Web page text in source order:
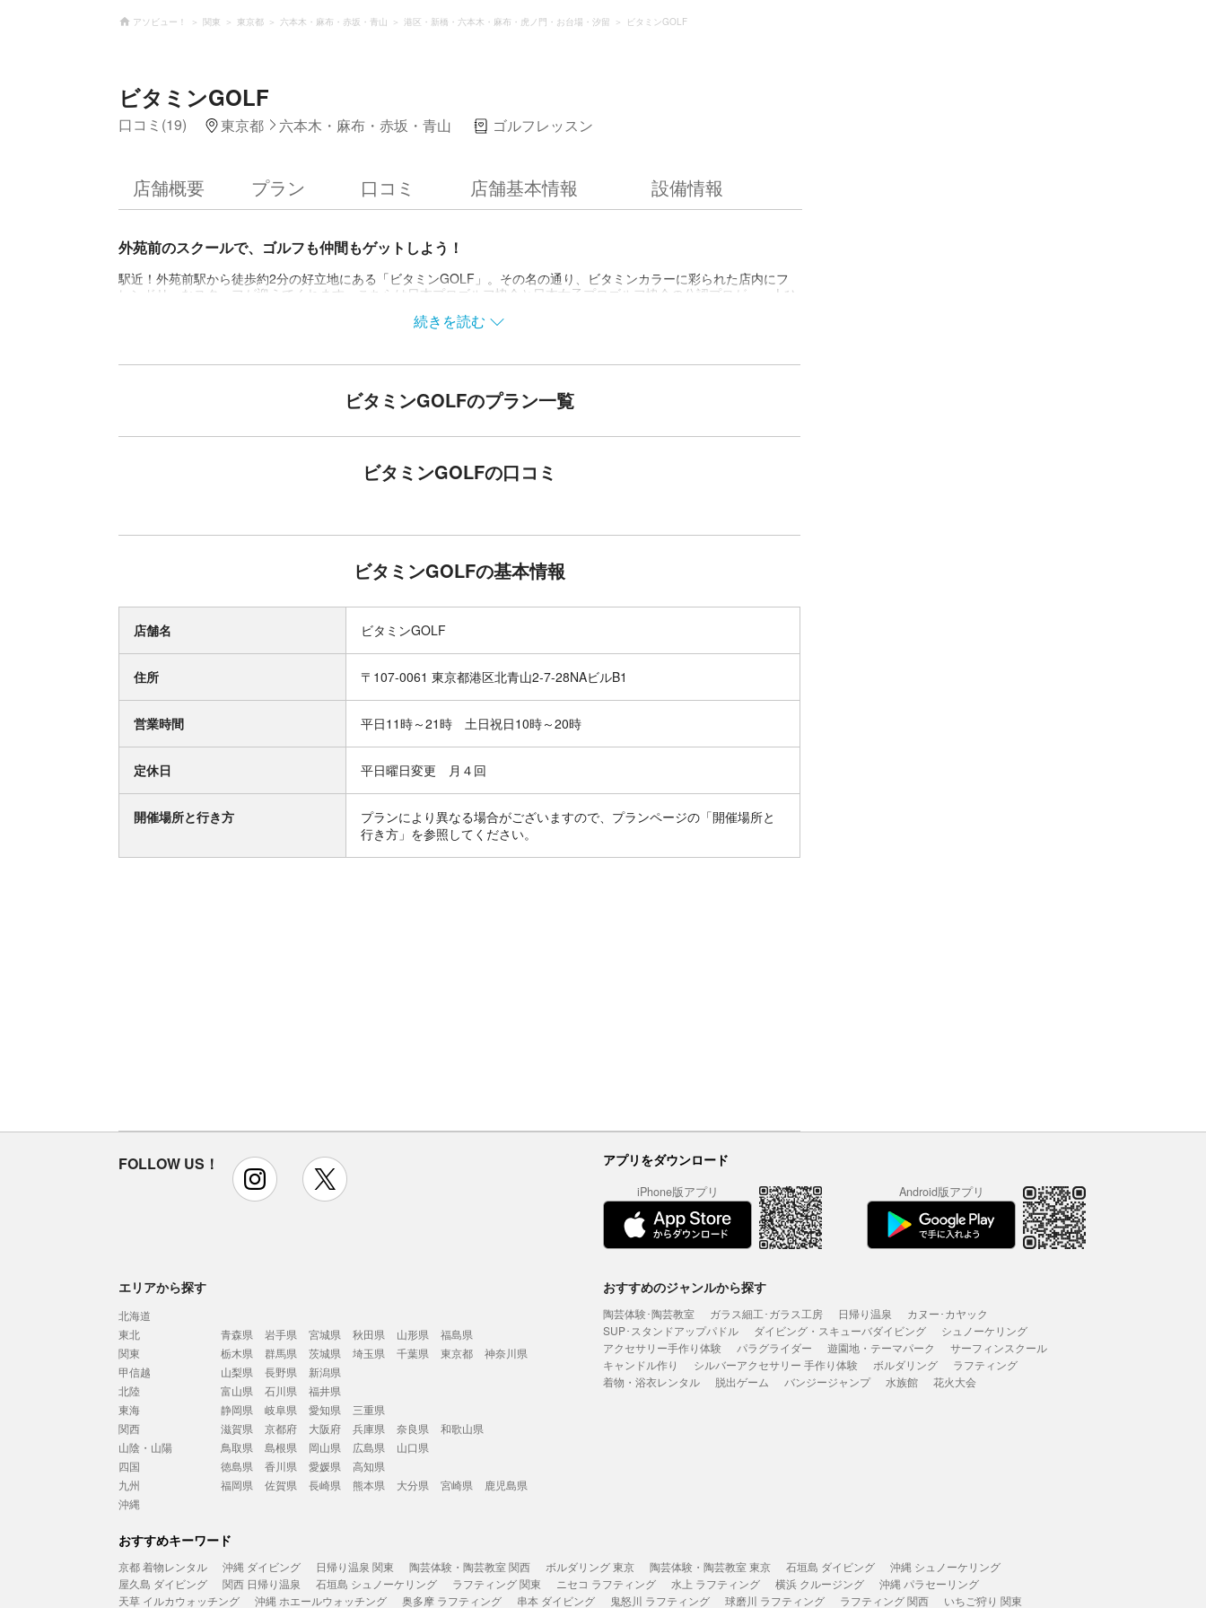
アソビュー！ 関東 東京都 六本木・麻布・赤坂・青山 港区・新橋・六本木・麻布・虎ノ門・お台場・汐留 ビタミンGOLF
ビタミンGOLF
口コミ(19) 東京都 六本木・麻布・赤坂・青山 ゴルフレッスン
店舗概要 プラン 口コミ 店舗基本情報 設備情報
外苑前のスクールで、ゴルフも仲間もゲットしよう！
駅近！外苑前駅から徒歩約2分の好立地にある「ビタミンGOLF」。その名の通り、ビタミンカラーに彩られた店内にフ
レンドリーなスタッフが迎えてくれます。こちらは日本プロゴルフ協会と日本女子プロゴルフ協会の公認プロが、一人ひ
ことから、初心者の方には専門用語を使わずに日常会話を取り入れているそうです。クラブ・シューズは無料レンタル
続きを読む
ビタミンGOLFのプラン一覧
ビタミンGOLFの口コミ
ビタミンGOLFの基本情報
店舗名 ビタミンGOLF
住所 〒107-0061 東京都港区北青山2-7-28NAビルB1
営業時間 平日11時～21時 土日祝日10時～20時
定休日 平日曜日変更 月４回
開催場所と行き方
プランにより異なる場合がございますので、プランページの「開催場所と
行き方」を参照してください。
FOLLOW US！ instagram アプリをダウンロード
iPhone版アプリ Android版アプリ
エリアから探す
北海道
東北
青森県 岩手県 宮城県 秋田県 山形県
福島県
関東
栃木県 群馬県 茨城県 埼玉県 千葉県 東京都
神奈川県
甲信越
山梨県 長野県
新潟県
北陸
富山県 石川県
福井県
東海
静岡県 岐阜県 愛知県
三重県
関西
滋賀県 京都府 大阪府 兵庫県 奈良県
和歌山県
山陰・山陽
鳥取県 島根県 岡山県 広島県
山口県
四国
徳島県 香川県 愛媛県
高知県
九州
福岡県 佐賀県 長崎県 熊本県 大分県 宮崎県
鹿児島県
沖縄
おすすめのジャンルから探す
陶芸体験･陶芸教室 ガラス細工･ガラス工房 日帰り温泉
カヌー･カヤック
SUP･スタンドアップパドル
ダイビング・スキューバダイビング
シュノーケリング
アクセサリー手作り体験
パラグライダー 遊園地・テーマパーク
サーフィンスクール
キャンドル作り
シルバーアクセサリー 手作り体験 ボルダリング
ラフティング
着物・浴衣レンタル
脱出ゲーム バンジージャンプ 水族館 花火大会
おすすめキーワード
京都 着物レンタル 沖縄 ダイビング 日帰り温泉 関東 陶芸体験・陶芸教室 関西 ボルダリング 東京 陶芸体験・陶芸教室 東京 石垣島 ダイビング
沖縄 シュノーケリング
屋久島 ダイビング
関西 日帰り温泉 石垣島 シュノーケリング ラフティング 関東 ニセコ ラフティング 水上 ラフティング 横浜 クルージング
沖縄 パラセーリング
天草 イルカウォッチング
沖縄 ホエールウォッチング 奥多摩 ラフティング 串本 ダイビング 鬼怒川 ラフティング 球磨川 ラフティング ラフティング 関西 いちご狩り 関東